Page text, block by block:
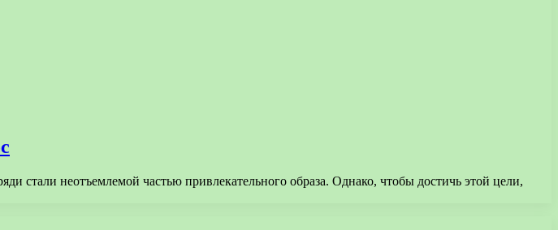
неотъемлемой частью привлекательного образа. Однако, чтобы достичь этой цели,